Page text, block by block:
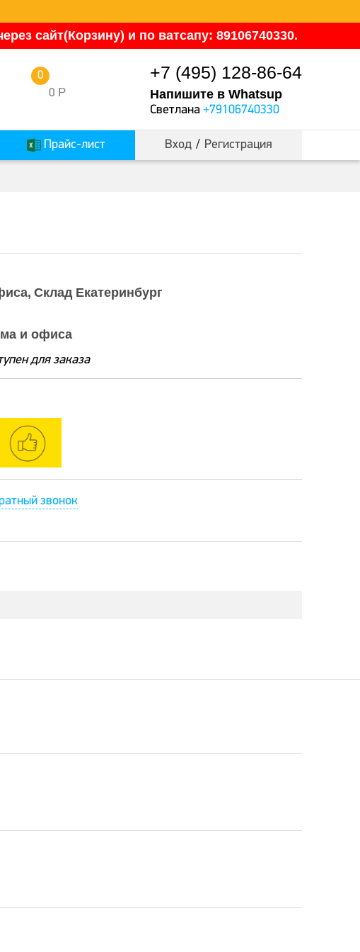
сайт(Корзину) и по ватсапу: 89106740330.
0 Р
0 +7 (495) 128-86-64
Напишите в Whatsup
Светлана +79106740330
Прайс-лист Вход / Регистрация
Склад Екатеринбург
и офиса
для заказа
звонок